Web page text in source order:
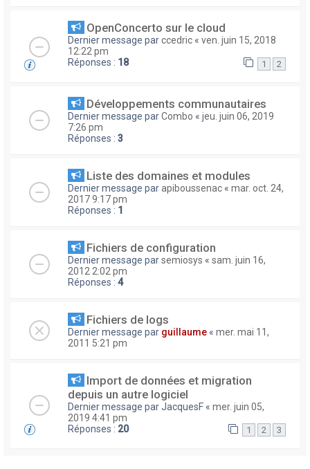
OpenConcerto sur le cloud
Dernier message parccedric « ven. juin 15, 2018
12:22 pm
Réponses : 18 1 2
Développements communautaires
Dernier message parCombo « jeu. juin 06, 2019
7:26 pm
Réponses : 3
Liste des domaines et modules
Dernier message parapiboussenac « mar. oct. 24,
2017 9:17 pm
Réponses : 1
Fichiers de configuration
Dernier message parsemiosys « sam. juin 16,
2012 2:02 pm
Réponses : 4
Fichiers de logs
Dernier message par guillaume « mer. mai 11,
2011 5:21 pm
Import de données et migration
depuis un autre logiciel
Dernier message parJacquesF « mer. juin 05,
2019 4:41 pm
Réponses : 20 1 2 3